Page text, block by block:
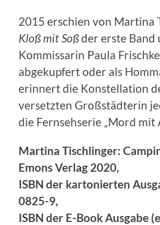
2015 erschien von Martina
Kloß mit Soßder erste Band
Kommissarin Paula
abgekupfert oder als
erinnert die Konstellation
versetzten Großstädterin
die Fernsehserie „Mord mit
Martina Tischlinger:
Emons Verlag 2020,
ISBN der kartonierten
0825-9,
ISBN der E-Book Ausgabe